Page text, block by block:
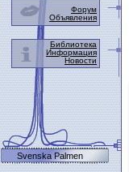
Форум
Объявления
Библиотека
Информация
Новости
Svenska Palmen